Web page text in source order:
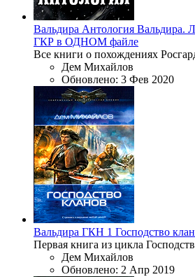
Вальдира Антология Вальдира.
ГКР в ОДНОМ файле
Все книги о похождениях
Дем Михайлов
Обновлено: 3 Фев 2020
Вальдира ГКН 1 Господство
Первая книга из цикла
Дем Михайлов
Обновлено: 2 Апр 2019